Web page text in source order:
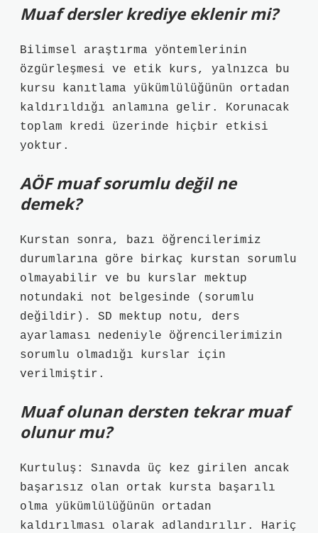
Muaf dersler krediye eklenir mi?
Bilimsel araştırma yöntemlerinin
özgürleşmesi ve etik kurs, yalnızca bu
kursu kanıtlama yükümlülüğünün ortadan
kaldırıldığı anlamına gelir. Korunacak
toplam kredi üzerinde hiçbir etkisi
yoktur.
AÖF muaf sorumlu değil ne
demek?
Kurstan sonra, bazı öğrencilerimiz
durumlarına göre birkaç kurstan sorumlu
olmayabilir ve bu kurslar mektup
notundaki not belgesinde (sorumlu
değildir). SD mektup notu, ders
ayarlaması nedeniyle öğrencilerimizin
sorumlu olmadığı kurslar için
verilmiştir.
Muaf olunan dersten tekrar muaf
olunur mu?
Kurtuluş: Sınavda üç kez girilen ancak
başarısız olan ortak kursta başarılı
olma yükümlülüğünün ortadan
kaldırılması olarak adlandırılır. Hariç